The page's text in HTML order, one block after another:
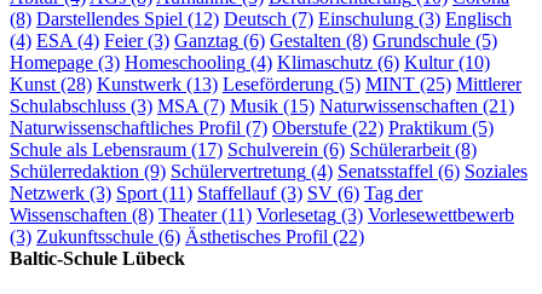
(8) Darstellendes Spiel (12) Deutsch (7) Einschulung (3) Englisch
(4) ESA (4) Feier(3) Ganztag (6) Gestalten (8) Grundschule (5)
Homepage (3) Homeschooling (4) Klimaschutz (6) Kultur(10)
Kunst (28) Kunstwerk (13) Leseförderung (5) MINT (25) Mittlerer
Schulabschluss (3) MSA (7) Musik (15) Naturwissenschaften (21)
Naturwissenschaftliches Profil (7) Oberstufe (22) Praktikum (5)
Schule als Lebensraum (17) Schulverein (6) Schülerarbeit (8)
Schülerredaktion (9) Schülervertretung (4) Senatsstaffel (6) Soziales
Netzwerk (3) Sport (11) Staffellauf(3) SV (6) Tag der
Wissenschaften (8) Theater(11) Vorlesetag (3) Vorlesewettbewerb
(3) Zukunftsschule (6) Ästhetisches Profil (22)
Baltic-Schule Lübeck